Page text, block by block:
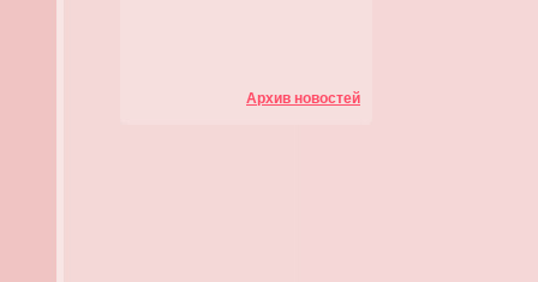
Архив новостей